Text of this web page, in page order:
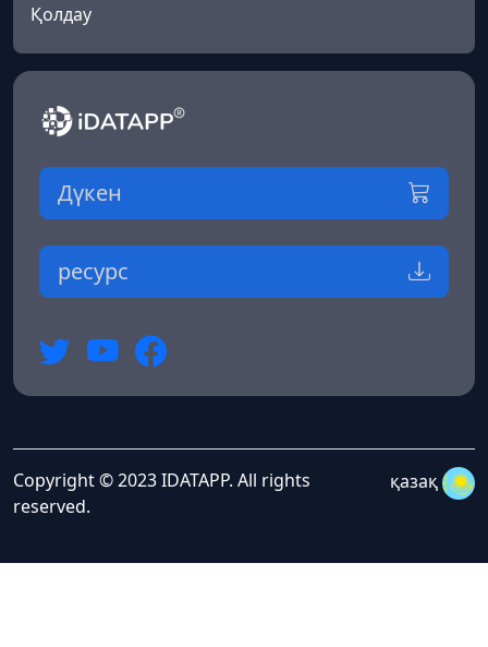
Қолдау
Дүкен
ресурс
Copyright © 2023 IDATAPP. All rights
reserved.
қазақ